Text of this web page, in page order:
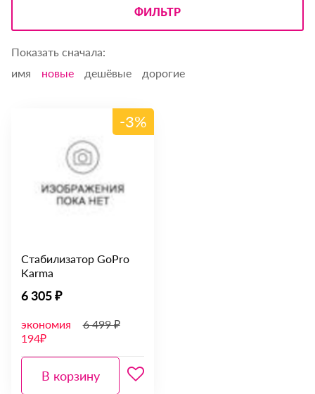
ФИЛЬТР
Показать сначала:
имя
новые дешёвые дорогие
-3%
Стабилизатор GoPro
Karma
6 305 ₽
экономия
194₽
6 499 ₽
В корзину